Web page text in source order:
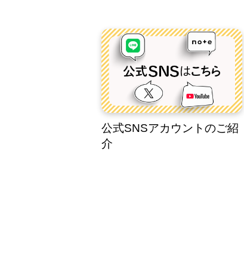
公式SNSアカウントのご紹
介